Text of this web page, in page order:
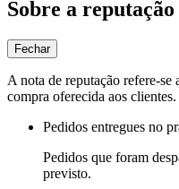
Sobre a
Fechar
A nota de reputação refere-
compra oferecida aos
Pedidos entregues no
Pedidos que foram
previsto.